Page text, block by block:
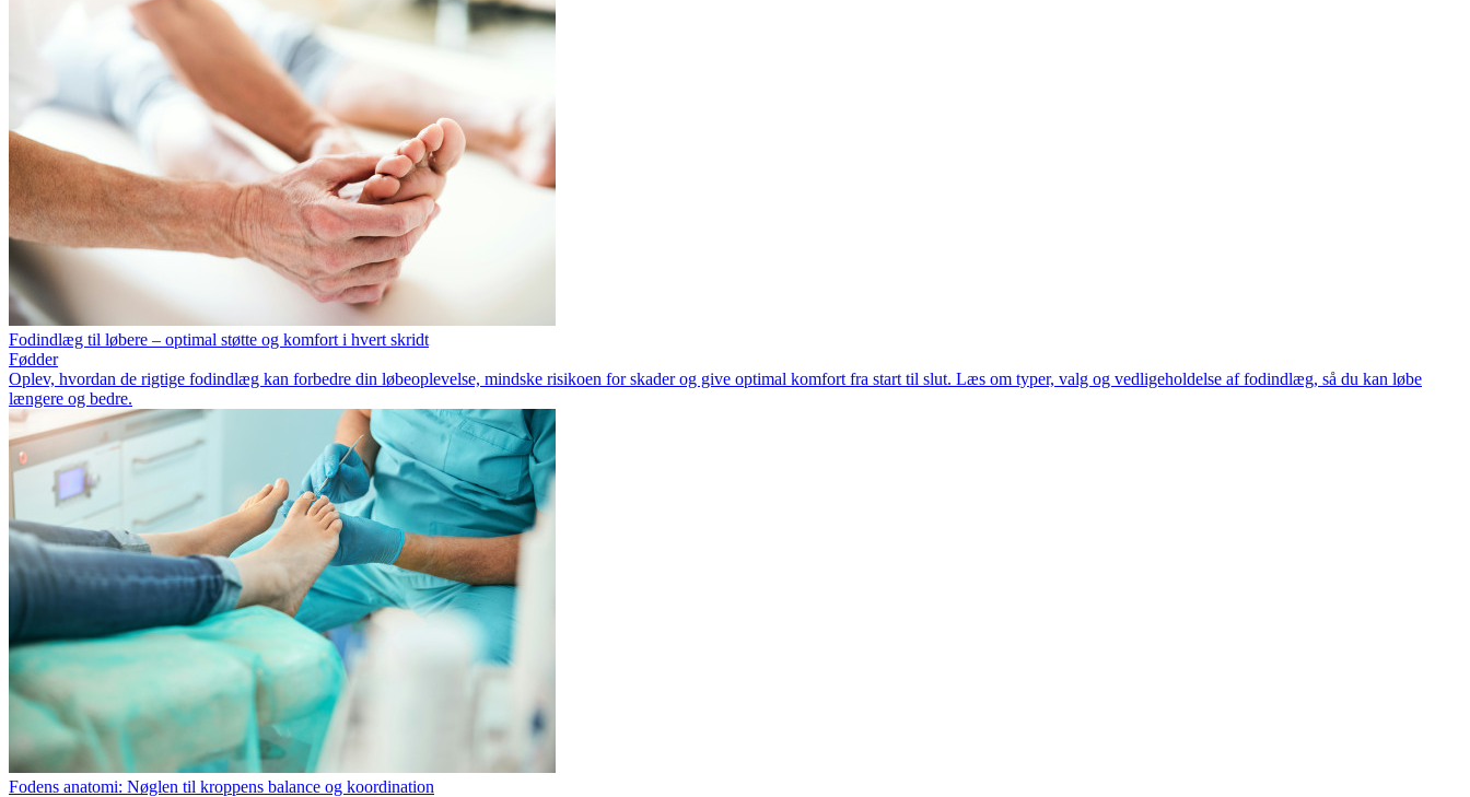
Fodindlæg til løbere – optimal støtte og komfort i hvert skridt
Fødder
Oplev, hvordan de rigtige fodindlæg kan forbedre din løbeoplevelse, mindske risikoen for skader og give optimal komfort fra start til slut. Læs om typer, valg og vedligeholdelse af fodindlæg, så du kan løbe
længere og bedre.
Fodens anatomi: Nøglen til kroppens balance og koordination